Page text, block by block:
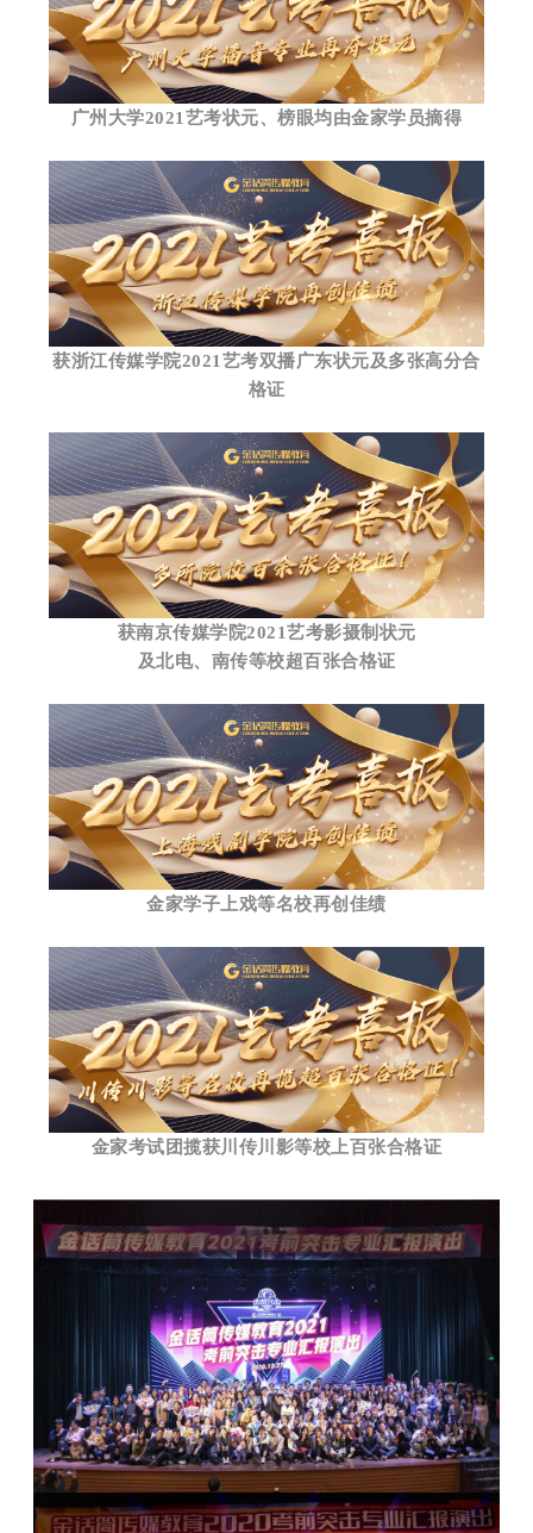
广州大学2021艺考状元、榜眼均由金家学员摘得
获浙江传媒学院2021艺考双播广东状元及多张高分合
格证
获南京传媒学院2021艺考影摄制状元
及北电、南传等校超百张合格证
金家学子上戏等名校再创佳绩
金家考试团揽获川传川影等校上百张合格证